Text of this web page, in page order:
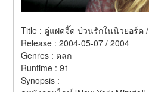
Title : คู่แฝดจี๊ด ป่วนรักในนิวยอร์ค /
Release : 2004-05-07 / 2004
Genres : ตลก
Runtime : 91
Synopsis :